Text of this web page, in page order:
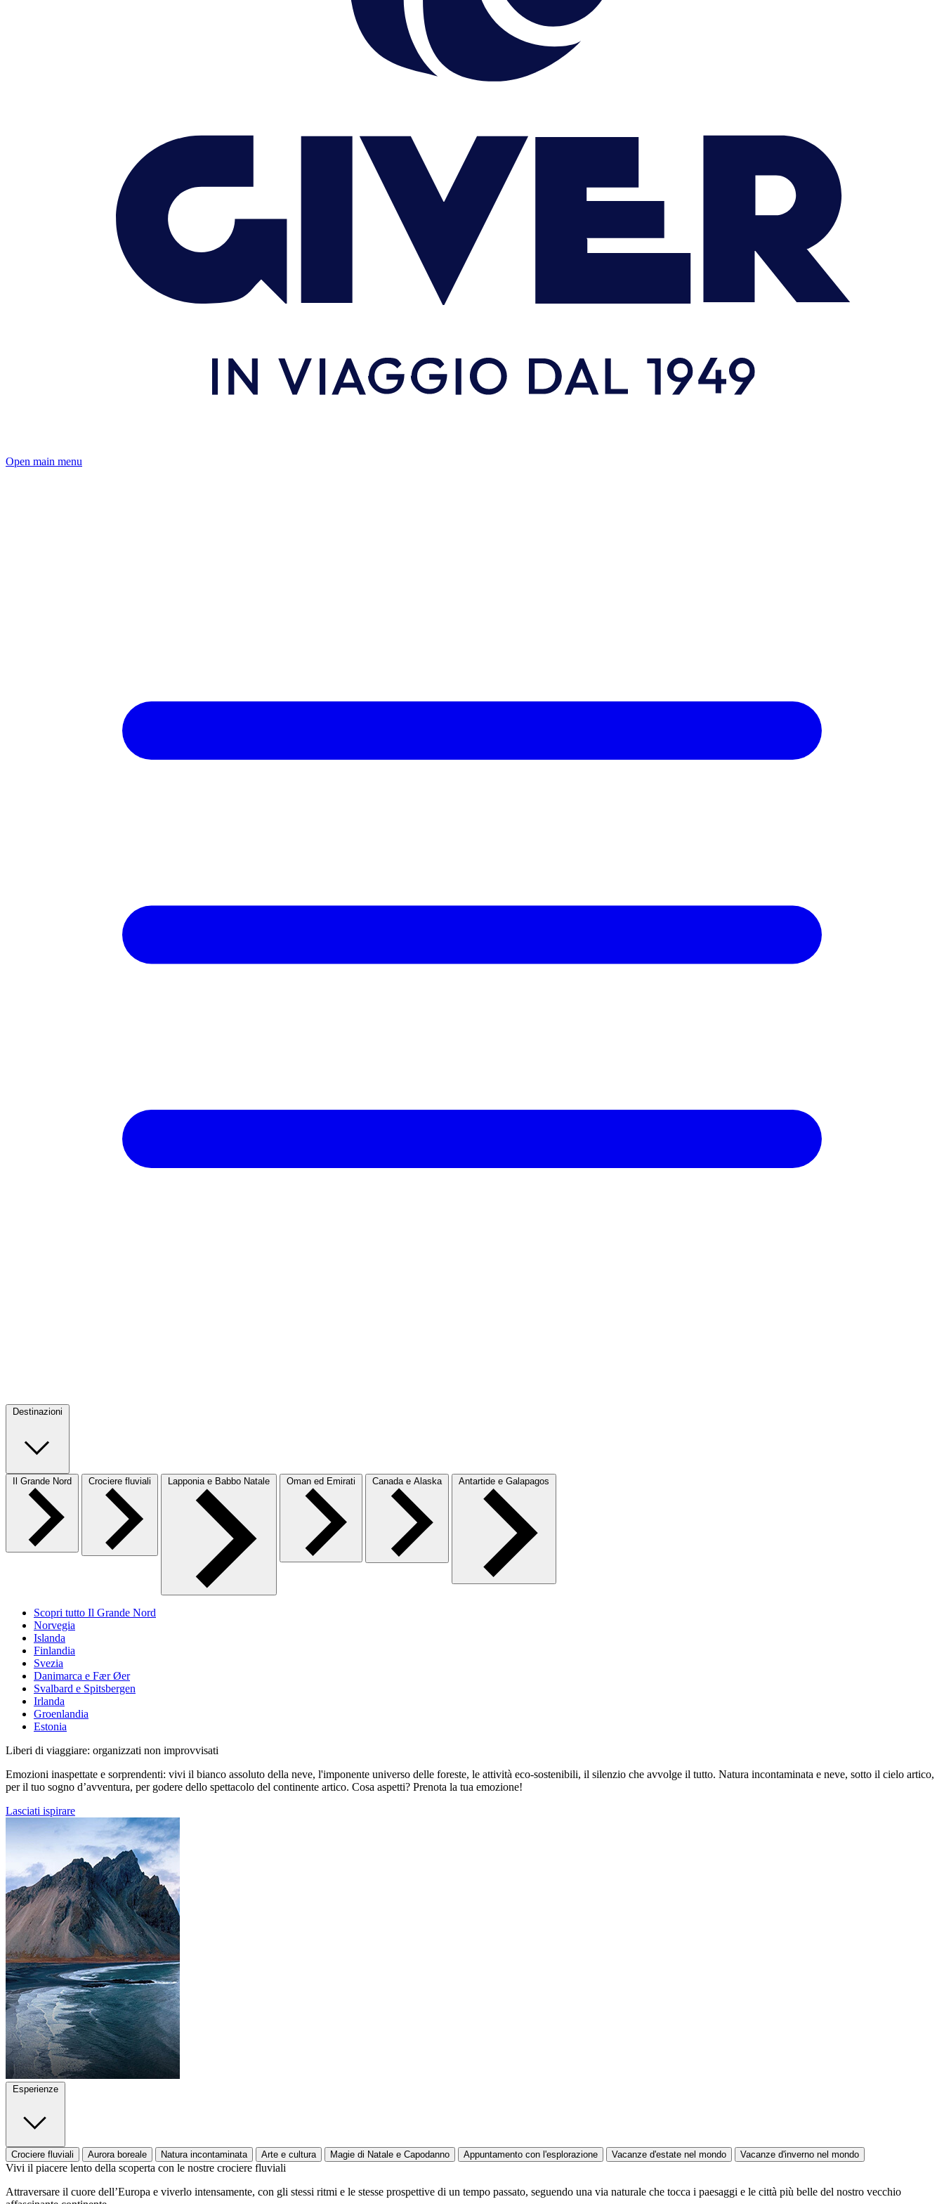
Open main menu
Destinazioni
Il Grande Nord Crociere fluviali Lapponia e Babbo Natale Oman ed Emirati Canada e Alaska Antartide e Galapagos
Scopri tutto Il Grande Nord
Norvegia
Islanda
Finlandia
Svezia
Danimarca e Fær Øer
Svalbard e Spitsbergen
Irlanda
Groenlandia
Estonia
Liberi di viaggiare: organizzati non improvvisati
Emozioni inaspettate e sorprendenti: vivi il bianco assoluto della neve, l'imponente universo delle foreste, le attività eco-sostenibili, il silenzio che avvolge il tutto. Natura incontaminata e neve, sotto il cielo artico,
per il tuo sogno d’avventura, per godere dello spettacolo del continente artico. Cosa aspetti? Prenota la tua emozione!
Lasciati ispirare
Esperienze
Crociere fluviali Aurora boreale Natura incontaminata Arte e cultura Magie di Natale e Capodanno Appuntamento con l'esplorazione Vacanze d'estate nel mondo Vacanze d'inverno nel mondo
Vivi il piacere lento della scoperta con le nostre crociere fluviali
Attraversare il cuore dell’Europa e viverlo intensamente, con gli stessi ritmi e le stesse prospettive di un tempo passato, seguendo una via naturale che tocca i paesaggi e le città più belle del nostro vecchio